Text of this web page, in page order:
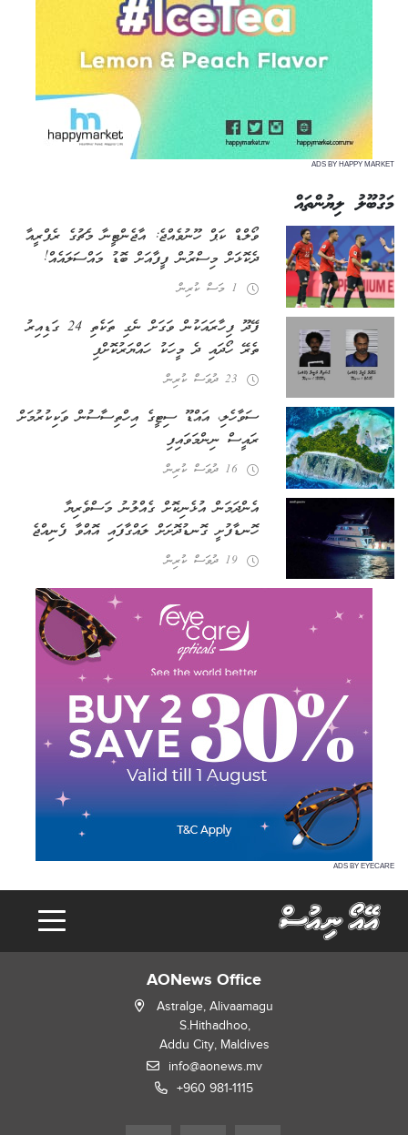
ADS BY HAPPY MARKET
މަގުބޫލު ލިޔުންތައް
ވޯލްޑް ކަޕް ހޫނުވެއްޖެ: އާޖެންޓީނާ މެޗުގެ ރެފްރީއާ
ދެކޮޅަށް މިސްރުން ފީފާއަށް ބޮޑު މައްސަލައެއް!
1 މަސް ކުރިން
ފޭދޫ ފިހާރައަކުން ވަގަށް ނެގި ތަކެތި 24 ގަޑިއިރު
ތެރޭ ހޯދައި ދެ މީހަކު ހައްޔަރުކޮށްފި
23 ދުވަސް ކުރިން
ސަވާހެލި، އައްޑޫ ސިޓީގެ އިހްތިސާސުން ވަކިކުރުމަށް
ރައީސް ނިންމަވައިފި
16 ދުވަސް ކުރިން
އެންދަމަން އުޅެނިކޮށް ގެއްލުނު މަސްވެރިޔާ
ހޮނޑާފުށީ ގޮނޑުދޮށަށް ލައްގާފައި އޮއްވާ ފެނިއްޖެ
19 ދުވަސް ކުރިން
ADS BY EYECARE
AONews Office
Astralge, Alivaamagu
S.Hithadhoo,
Addu City, Maldives
info@aonews.mv
+960 981-1115